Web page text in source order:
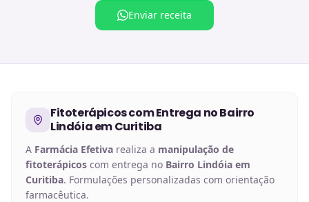
Enviar receita
Fitoterápicoscom Entrega noBairro
Lindóia em Curitiba
A Farmácia Efetiva realiza a manipulação de
fitoterápicos com entrega no Bairro Lindóia em
Curitiba. Formulações personalizadas com orientação
farmacêutica.